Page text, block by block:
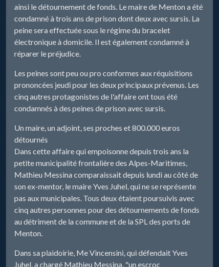
ainsi le détournement de fonds. Le maire de Menton a été
condamné à trois ans de prison dont deux avec sursis. La
peine sera effectuée sous le régime du bracelet
électronique à domicile. Il est également condamné à
réparer le préjudice.
Les peines sont peu ou pro conformes aux réquisitions
prononcées jeudi pour les deux principaux prévenus. Les
cinq autres protagonistes de l'affaire ont tous été
condamnés à des peines de prison avec sursis.
Un maire, un adjoint, ses proches et 800.000 euros
détournés
Dans cette affaire qui empoisonne depuis trois ans la
petite municipalité frontalière des Alpes-Maritimes,
Mathieu Messina comparaissait depuis lundi au côté de
son ex-mentor, le maire Yves Juhel, qui ne se représente
pas aux municipales. Tous deux étaient poursuivis avec
cinq autres personnes pour des détournements de fonds
au détriment de la commune et de la SPL des ports de
Menton.
Dans sa plaidoirie, Me Vincensini, qui défendait Yves
Juhel, a chargé Mathieu Messina, "un escroc